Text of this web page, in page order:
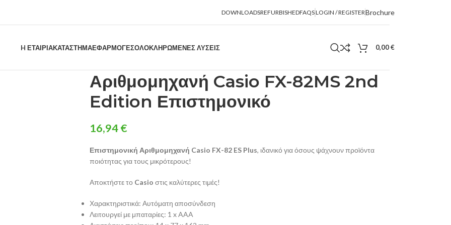
DOWNLOADSREFURBISHEDFAQSLOGIN / REGISTERBrochure
H ΕΤΑΙΡΊΑΚΑΤΑΣΤΗΜΑΕΦΑΡΜΟΓΈΣΟΛΟΚΛΗΡΩΜΈΝΕΣ ΛΎΣΕΙΣ 0,00€
Αριθμομηχανή Casio FX-82MS 2nd
Edition Επιστημονικό
16,94€
Επιστημονική Αριθμομηχανή Casio FX-82 ES Plus, ιδανικό για όσους ψάχνουν προϊόντα
ποιότητας για τους μικρότερους!
Αποκτήστε το Casio στις καλύτερες τιμές!
Χαρακτηριστικά: Αυτόματη αποσύνδεση
Λειτουργεί με μπαταρίες: 1 x AAA